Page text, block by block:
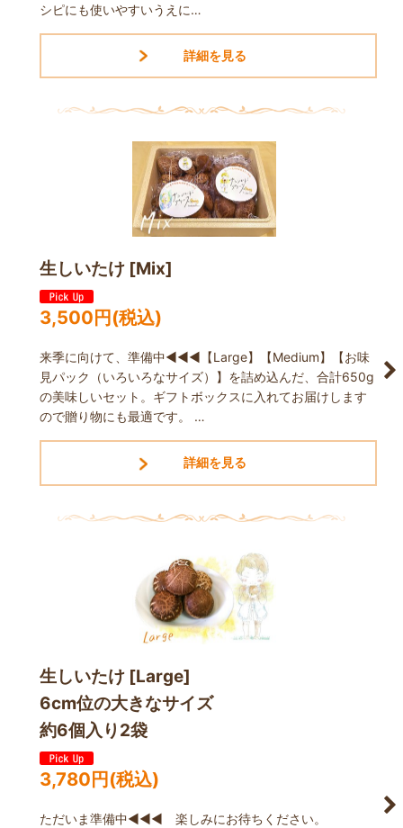
シピにも使いやすいうえに…
生しいたけ [Mix]
3,500円(税込)
来季に向けて、準備中◀◀◀【Large】【Medium】【お味
見パック（いろいろなサイズ）】を詰め込んだ、合計650g
の美味しいセット。ギフトボックスに入れてお届けします
ので贈り物にも最適です。 …
生しいたけ [Large]
6cm位の大きなサイズ
約6個入り2袋
3,780円(税込)
ただいま準備中◀◀◀ 楽しみにお待ちください。